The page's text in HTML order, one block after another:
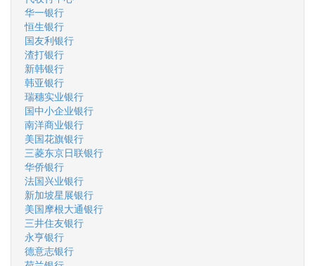
华一银行
恒生银行
国友利银行
渣打银行
新韩银行
韩亚银行
瑞穗实业银行
国中小企业银行
南洋商业银行
美国花旗银行
三菱东京日联银行
华侨银行
法国兴业银行
新加坡星展银行
美国摩根大通银行
三井住友银行
永亨银行
德意志银行